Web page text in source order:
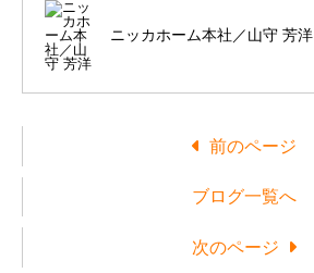
ニッカホーム本社／山守 芳洋
前のページ
ブログ一覧へ
次のページ